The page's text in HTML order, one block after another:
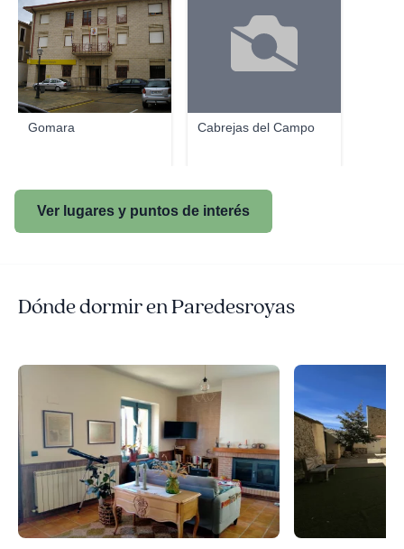
Gomara Cabrejas del Campo
Ver lugares y puntos de interés
Dónde dormir en Paredesroyas